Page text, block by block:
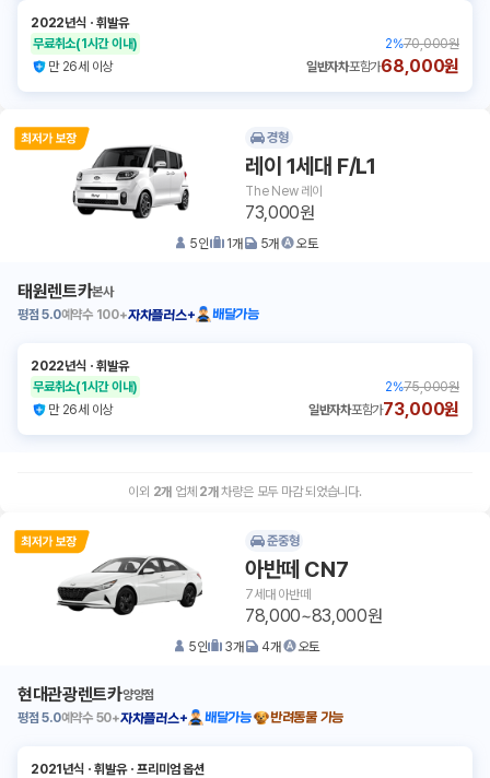
2022년식 ㆍ휘발유
무료취소(1시간 이내) 2%70,000원
만 26세 이상
일반자차포함가68,000원
경형
레이 1세대 F/L1
The New 레이
73,000원
5인 1개 5개 오토
태원렌트카본사
평점 5.0예약수 100+자차플러스+ 배달가능
2022년식 ㆍ휘발유
무료취소(1시간 이내) 2%75,000원
만 26세 이상
일반자차포함가73,000원
이외 2개 업체 2개 차량은 모두 마감 되었습니다.
준중형
아반떼 CN7
7세대 아반떼
78,000~83,000원
5인 3개 4개 오토
현대관광렌트카양양점
평점 5.0예약수 50+자차플러스+ 배달가능 반려동물 가능
2021년식 ㆍ휘발유ㆍ프리미엄 옵션